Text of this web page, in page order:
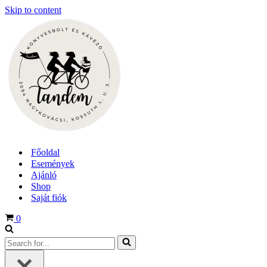
Skip to content
Főoldal
Események
Ajánló
Shop
Saját fiók
Cart
0
Search
for...